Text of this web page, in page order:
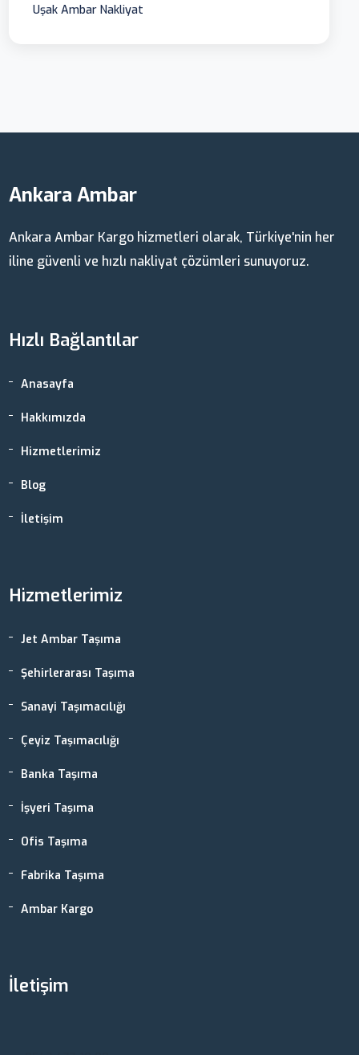
Uşak Ambar Nakliyat
Ankara Ambar
Ankara Ambar Kargo hizmetleri olarak, Türkiye'nin her
iline güvenli ve hızlı nakliyat çözümleri sunuyoruz.
Hızlı Bağlantılar
Anasayfa
Hakkımızda
Hizmetlerimiz
Blog
İletişim
Hizmetlerimiz
Jet Ambar Taşıma
Şehirlerarası Taşıma
Sanayi Taşımacılığı
Çeyiz Taşımacılığı
Banka Taşıma
İşyeri Taşıma
Ofis Taşıma
Fabrika Taşıma
Ambar Kargo
İletişim